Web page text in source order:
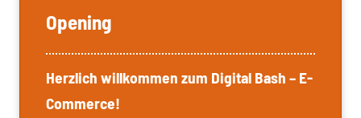
Opening
Herzlich willkommen zum Digital Bash – E-
Commerce!